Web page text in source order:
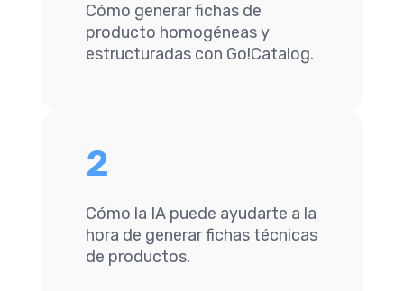
Cómo generar fichas de
producto homogéneas y
estructuradas con Go!Catalog.
2
Cómo la IA puede ayudarte a la
hora de generar fichas técnicas
de productos.